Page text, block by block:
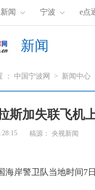
新闻 宁波 e点
新闻
： 中国宁波网 > 新闻中心
斯加失联飞机
稿源： 央视新闻
海岸警卫队当地时间7